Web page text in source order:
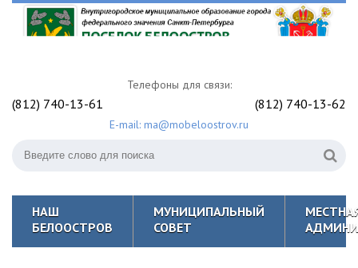
Телефоны для связи:
(812) 740-13-61 (812) 740-13-62
E-mail: ma@mobeloostrov.ru
НАШ
БЕЛООСТРОВ
МУНИЦИПАЛЬНЫЙ
СОВЕТ